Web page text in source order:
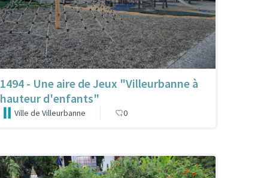
1494 - Une aire de Jeux "Villeurbanne à
hauteur d'enfants"
Ville de Villeurbanne 0